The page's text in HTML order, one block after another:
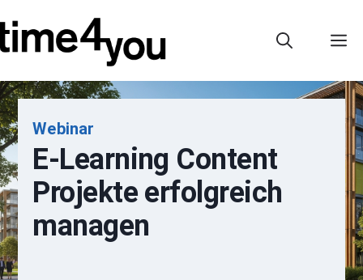
Inhalt
springen
Webinar
E-Learning Content
Projekte erfolgreich
managen